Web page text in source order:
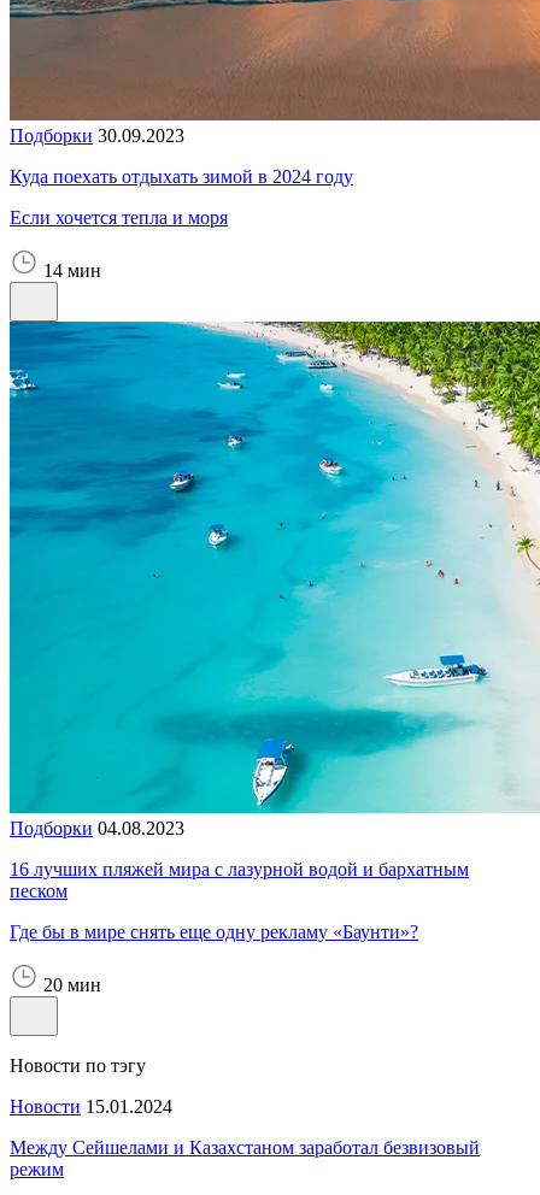
Подборки 30.09.2023
Куда поехать отдыхать зимой в 2024 году
Если хочется тепла и моря
14 мин
Подборки 04.08.2023
16 лучших пляжей мира с лазурной водой и бархатным
песком
Где бы в мире снять еще одну рекламу «Баунти»?
20 мин
Новости по тэгу
Новости 15.01.2024
Между Сейшелами и Казахстаном заработал безвизовый
режим